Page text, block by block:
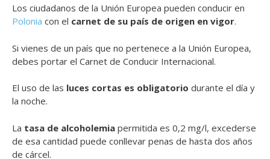
Los ciudadanos de la Unión Europea pueden conducir en
Polonia con el carnet de su país de origen en vigor.
Si vienes de un país que no pertenece a la Unión Europea,
debes portar el Carnet de Conducir Internacional.
El uso de las luces cortas es obligatorio durante el día y
la noche.
La tasa de alcoholemia permitida es 0,2 mg/l, excederse
de esa cantidad puede conllevar penas de hasta dos años
de cárcel.